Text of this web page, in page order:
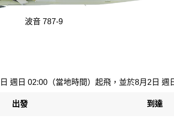
波音 787-9
週日 02:00（當地時間）起飛，並於8月2日
出發 到達